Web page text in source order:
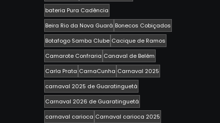
bateria Pura Cadência
Beira Rio da Nova Guará Bonecos Cobiçados
Botafogo Samba Clube Cacique de Ramos
Camarote Confraria Canaval de Belém
Carla Prata CarnaCunha Carnaval 2025
carnaval 2025 de Guaratinguetá
Carnaval 2026 de Guaratinguetá
carnaval carioca Carnaval carioca 2025